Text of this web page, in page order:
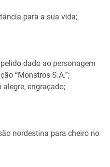
para a sua vida;
dado ao personagem
“Monstros S.A.”;
engraçado;
nordestina para cheiro no